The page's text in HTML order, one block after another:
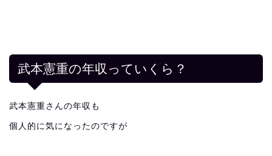
武本憲重の年収っていくら？
武本憲重さんの年収も
個人的に気になったのですが